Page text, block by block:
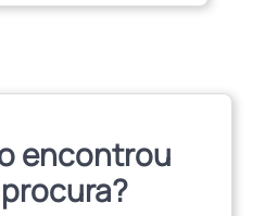
encontrou